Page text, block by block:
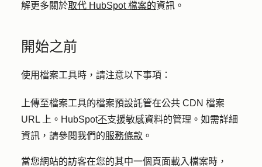
解更多關於取代 HubSpot 檔案的資訊。
開始之前
使用檔案工具時，請注意以下事項：
上傳至檔案工具的檔案預設託管在公共 CDN 檔案
URL 上。HubSpot不支援敏感資料的管理。如需詳細
資訊，請參閱我們的服務條款 。
當您網站的訪客在您的其中一個頁面載入檔案時，